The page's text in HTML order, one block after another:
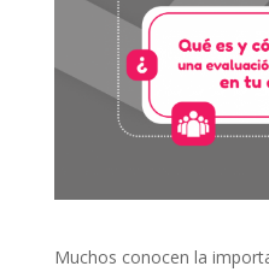
Muchos conocen la